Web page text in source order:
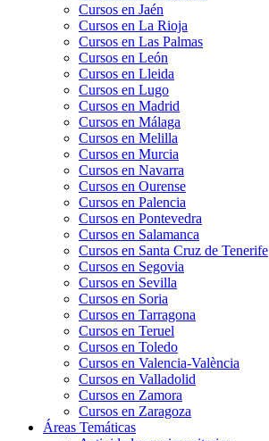
Cursos en Jaén
Cursos en La Rioja
Cursos en Las Palmas
Cursos en León
Cursos en Lleida
Cursos en Lugo
Cursos en Madrid
Cursos en Málaga
Cursos en Melilla
Cursos en Murcia
Cursos en Navarra
Cursos en Ourense
Cursos en Palencia
Cursos en Pontevedra
Cursos en Salamanca
Cursos en Santa Cruz de Tenerife
Cursos en Segovia
Cursos en Sevilla
Cursos en Soria
Cursos en Tarragona
Cursos en Teruel
Cursos en Toledo
Cursos en Valencia-València
Cursos en Valladolid
Cursos en Zamora
Cursos en Zaragoza
Áreas Temáticas